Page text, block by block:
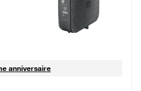
49,99 € par mois, Sans engagement
anniversaire